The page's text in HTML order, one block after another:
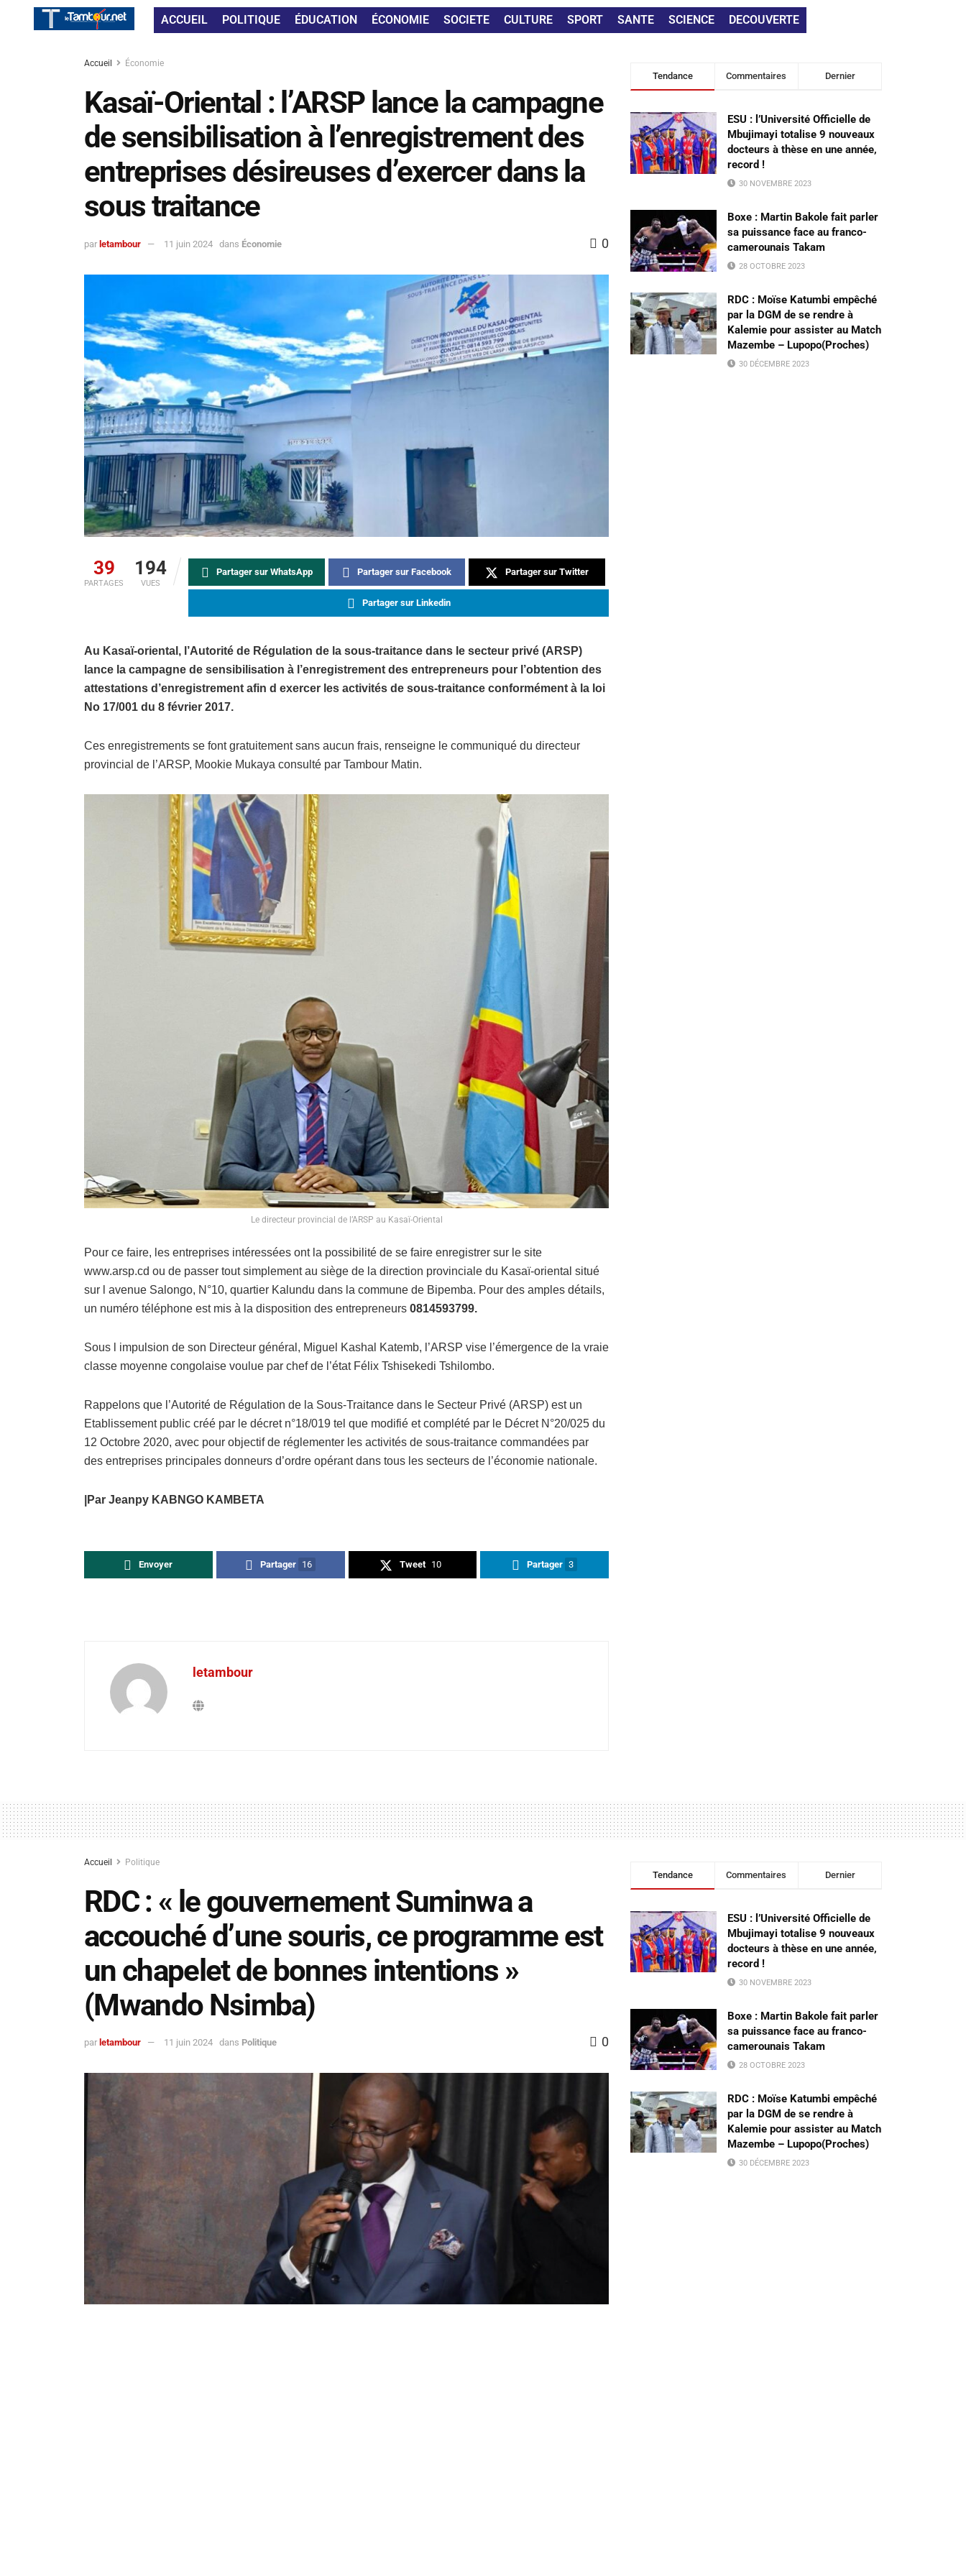
ACCUEIL POLITIQUE ÉDUCATION ÉCONOMIE SOCIETE CULTURE SPORT SANTE SCIENCE DECOUVERTE
Accueil Économie
Kasaï-Oriental : l’ARSP lance la campagne
de sensibilisation à l’enregistrement des
entreprises désireuses d’exercer dans la
sous traitance
par letambour 11 juin 2024 dans Économie 0
39
PARTAGES
194
VUES
Partager sur WhatsApp Partager sur Facebook Partager sur Twitter
Partager sur Linkedin
Au Kasaï-oriental, l’Autorité de Régulation de la sous-traitance dans le secteur privé (ARSP)
lance la campagne de sensibilisation à l’enregistrement des entrepreneurs pour l’obtention des
attestations d’enregistrement afin d exercer les activités de sous-traitance conformément à la loi
No 17/001 du 8 février 2017.
Ces enregistrements se font gratuitement sans aucun frais, renseigne le communiqué du directeur
provincial de l’ARSP, Mookie Mukaya consulté par Tambour Matin.
Le directeur provincial de l’ARSP au Kasaï-Oriental
Pour ce faire, les entreprises intéressées ont la possibilité de se faire enregistrer sur le site
www.arsp.cd ou de passer tout simplement au siège de la direction provinciale du Kasaï-oriental situé
sur l avenue Salongo, N°10, quartier Kalundu dans la commune de Bipemba. Pour des amples détails,
un numéro téléphone est mis à la disposition des entrepreneurs 0814593799.
Sous l impulsion de son Directeur général, Miguel Kashal Katemb, l’ARSP vise l’émergence de la vraie
classe moyenne congolaise voulue par chef de l’état Félix Tshisekedi Tshilombo.
Rappelons que l’Autorité de Régulation de la Sous-Traitance dans le Secteur Privé (ARSP) est un
Etablissement public créé par le décret n°18/019 tel que modifié et complété par le Décret N°20/025 du
12 Octobre 2020, avec pour objectif de réglementer les activités de sous-traitance commandées par
des entreprises principales donneurs d’ordre opérant dans tous les secteurs de l’économie nationale.
|Par Jeanpy KABNGO KAMBETA
Envoyer Partager 16 Tweet 10 Partager 3
letambour
Tendance Commentaires Dernier
ESU : l’Université Officielle de
Mbujimayi totalise 9 nouveaux
docteurs à thèse en une année,
record !
30 NOVEMBRE 2023
Boxe : Martin Bakole fait parler
sa puissance face au franco-
camerounais Takam
28 OCTOBRE 2023
RDC : Moïse Katumbi empêché
par la DGM de se rendre à
Kalemie pour assister au Match
Mazembe – Lupopo(Proches)
30 DÉCEMBRE 2023
Accueil Politique
RDC : « le gouvernement Suminwa a
accouché d’une souris, ce programme est
un chapelet de bonnes intentions »
(Mwando Nsimba)
par letambour 11 juin 2024 dans Politique 0
Tendance Commentaires Dernier
ESU : l’Université Officielle de
Mbujimayi totalise 9 nouveaux
docteurs à thèse en une année,
record !
30 NOVEMBRE 2023
Boxe : Martin Bakole fait parler
sa puissance face au franco-
camerounais Takam
28 OCTOBRE 2023
RDC : Moïse Katumbi empêché
par la DGM de se rendre à
Kalemie pour assister au Match
Mazembe – Lupopo(Proches)
30 DÉCEMBRE 2023